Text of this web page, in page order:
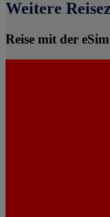
Weitere
Reise mit der